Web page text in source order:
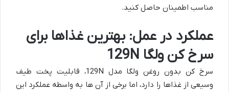
مناسب اطمینان حاصل کنید.
عملکرد در عمل: بهترین غذاها برای
سرخ کن ولگا 129N
سرخ کن بدون روغن ولگا مدل 129N، قابلیت پخت طیف
وسیعی از غذاها را دارد، اما برخی از آن ها به واسطه عملکرد این